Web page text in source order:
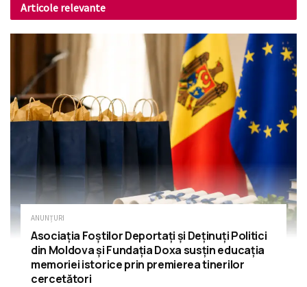
Articole relevante
ANUNȚURI
Asociația Foștilor Deportați și Deținuți Politici
din Moldova și Fundația Doxa susțin educația
memoriei istorice prin premierea tinerilor
cercetători